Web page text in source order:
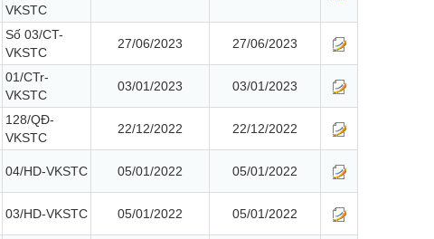
VKSTC
Số 03/CT-
VKSTC
27/06/2023 27/06/2023
01/CTr-
VKSTC
03/01/2023 03/01/2023
128/QĐ-
VKSTC
22/12/2022 22/12/2022
04/HD-VKSTC 05/01/2022 05/01/2022
03/HD-VKSTC 05/01/2022 05/01/2022